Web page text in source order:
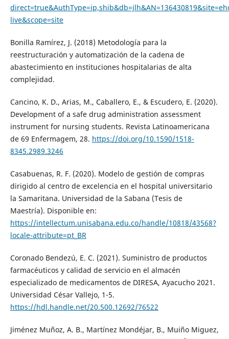
live&scope=site
Bonilla Ramírez, J. (2018) Metodología para la
reestructuración y automatización de la cadena de
abastecimiento en instituciones hospitalarias de alta
complejidad.
Cancino, K. D., Arias, M., Caballero, E., & Escudero, E. (2020).
Development of a safe drug administration assessment
instrument for nursing students. Revista Latinoamericana
de 69 Enfermagem, 28. https://doi.org/10.1590/1518-
8345.2989.3246
Casabuenas, R. F. (2020). Modelo de gestión de compras
dirigido al centro de excelencia en el hospital universitario
la Samaritana. Universidad de la Sabana (Tesis de
Maestría). Disponible en:
https://intellectum.unisabana.edu.co/handle/10818/43568?
locale-attribute=pt_BR
Coronado Bendezú, E. C. (2021). Suministro de productos
farmacéuticos y calidad de servicio en el almacén
especializado de medicamentos de DIRESA, Ayacucho 2021.
Universidad César Vallejo, 1-5.
https://hdl.handle.net/20.500.12692/76522
Jiménez Muñoz, A. B., Martínez Mondéjar, B., Muiño Miguez,